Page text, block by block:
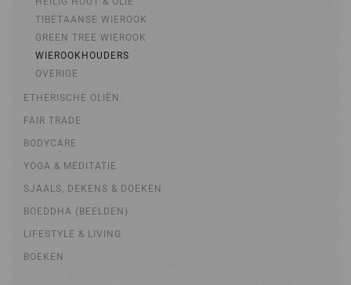
TIBETAANSE WIEROOK
GREEN TREE WIEROOK
WIEROOKHOUDERS
OVERIGE
ETHERISCHE OLIËN
FAIR TRADE
BODYCARE
YOGA & MEDITATIE
SJAALS, DEKENS & DOEKEN
BOEDDHA (BEELDEN)
LIFESTYLE & LIVING
BOEKEN